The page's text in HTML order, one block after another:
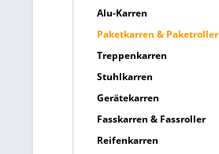
Alu-Karren
Paketkarren & Paketroller
Treppenkarren
Stuhlkarren
Gerätekarren
Fasskarren & Fassroller
Reifenkarren